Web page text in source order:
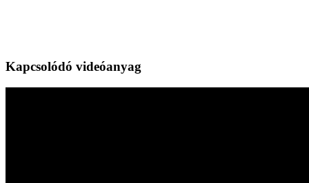
Kapcsolódó videóanyag